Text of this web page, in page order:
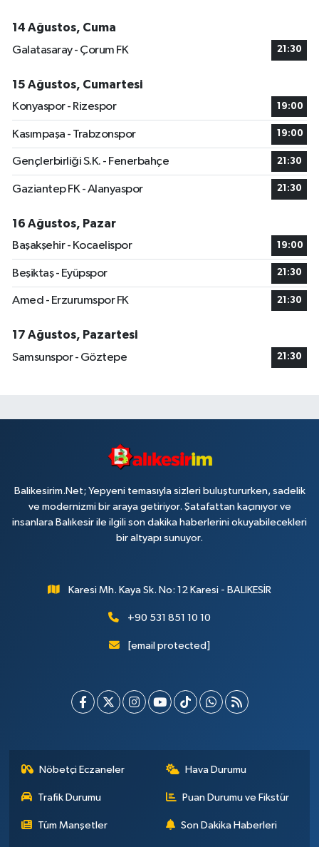
14 Ağustos, Cuma
Galatasaray - Çorum FK
21:30
15 Ağustos, Cumartesi
Konyaspor - Rizespor
19:00
Kasımpaşa - Trabzonspor 19:00
Gençlerbirliği S.K. - Fenerbahçe 21:30
Gaziantep FK - Alanyaspor 21:30
16 Ağustos, Pazar
Başakşehir - Kocaelispor
19:00
Beşiktaş - Eyüpspor 21:30
Amed - Erzurumspor FK 21:30
17 Ağustos, Pazartesi
Samsunspor - Göztepe
21:30
Balikesirim.Net; Yepyeni temasıyla sizleri buluştururken, sadelik
ve modernizmi bir araya getiriyor. Şatafattan kaçınıyor ve
insanlara Balıkesir ile ilgili son dakika haberlerini okuyabilecekleri
bir altyapı sunuyor.
Karesi Mh. Kaya Sk. No: 12 Karesi - BALIKESİR
+90 531 851 10 10
[email protected]
Nöbetçi Eczaneler Hava Durumu
Trafik Durumu Puan Durumu ve Fikstür
Tüm Manşetler Son Dakika Haberleri